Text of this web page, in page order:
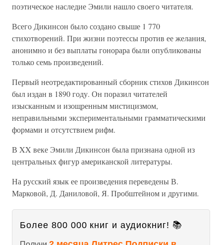
поэтическое наследие Эмили нашло своего читателя.
Всего Дикинсон было создано свыше 1 770
стихотворений. При жизни поэтессы против ее желания,
анонимно и без выплаты гонорара были опубликованы
только семь произведений.
Первый неотредактированный сборник стихов Дикинсон
был издан в 1890 году. Он поразил читателей
изысканным и изощренным мистицизмом,
неправильными экспериментальными грамматическими
формами и отсутствием рифм.
В XX веке Эмили Дикинсон была признана одной из
центральных фигур американской литературы.
На русский язык ее произведения переведены В.
Марковой, Д. Даниловой, Я. Пробштейном и другими.
Более 800 000 книг и аудиокниг! 📚